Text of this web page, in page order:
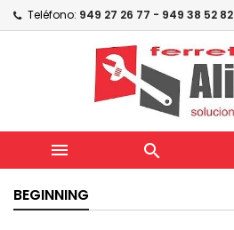
Teléfono: 949 27 26 77 - 949 38 52 82
 
BEGINNING